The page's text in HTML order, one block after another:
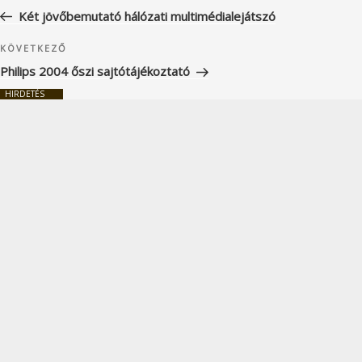
bejegyzés
Két jövőbemutató hálózati multimédialejátszó
Következő
bejegyzés
KÖVETKEZŐ
Philips 2004 őszi sajtótájékoztató
HIRDETÉS